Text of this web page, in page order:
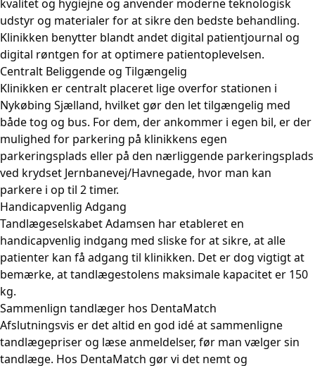
kvalitet og hygiejne og anvender moderne teknologisk
udstyr og materialer for at sikre den bedste behandling.
Klinikken benytter blandt andet digital patientjournal og
digital røntgen for at optimere patientoplevelsen.
Centralt Beliggende og Tilgængelig
Klinikken er centralt placeret lige overfor stationen i
Nykøbing Sjælland, hvilket gør den let tilgængelig med
både tog og bus. For dem, der ankommer i egen bil, er der
mulighed for parkering på klinikkens egen
parkeringsplads eller på den nærliggende parkeringsplads
ved krydset Jernbanevej/Havnegade, hvor man kan
parkere i op til 2 timer.
Handicapvenlig Adgang
Tandlægeselskabet Adamsen har etableret en
handicapvenlig indgang med sliske for at sikre, at alle
patienter kan få adgang til klinikken. Det er dog vigtigt at
bemærke, at tandlægestolens maksimale kapacitet er 150
kg.
Sammenlign tandlæger hos DentaMatch
Afslutningsvis er det altid en god idé at sammenligne
tandlægepriser og læse anmeldelser, før man vælger sin
tandlæge. Hos DentaMatch gør vi det nemt og